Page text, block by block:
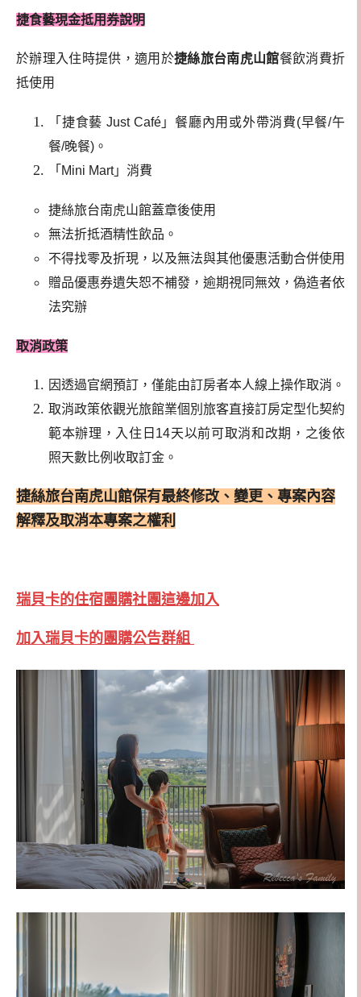
捷食藝現金抵用券說明
於辦理入住時提供，適用於捷絲旅台南虎山館餐飲消費折
抵使用
「捷食藝 Just Café」餐廳內用或外帶消費(早餐/午
餐/晚餐)。
「Mini Mart」消費
捷絲旅台南虎山館蓋章後使用
無法折抵酒精性飲品。
不得找零及折現，以及無法與其他優惠活動合併使用
贈品優惠券遺失恕不補發，逾期視同無效，偽造者依
法究辦
取消政策
因透過官網預訂，僅能由訂房者本人線上操作取消。
取消政策依觀光旅館業個別旅客直接訂房定型化契約
範本辦理，入住日14天以前可取消和改期，之後依
照天數比例收取訂金。
捷絲旅台南虎山館保有最終修改、變更、專案內容
解釋及取消本專案之權利
瑞貝卡的住宿團購社團這邊加入
加入瑞貝卡的團購公告群組